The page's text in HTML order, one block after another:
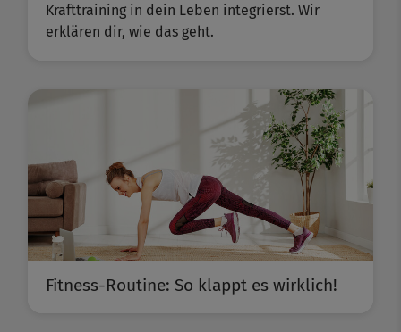
Krafttraining in dein Leben integrierst. Wir
erklären dir, wie das geht.
Fitness-Routine: So klappt es wirklich!